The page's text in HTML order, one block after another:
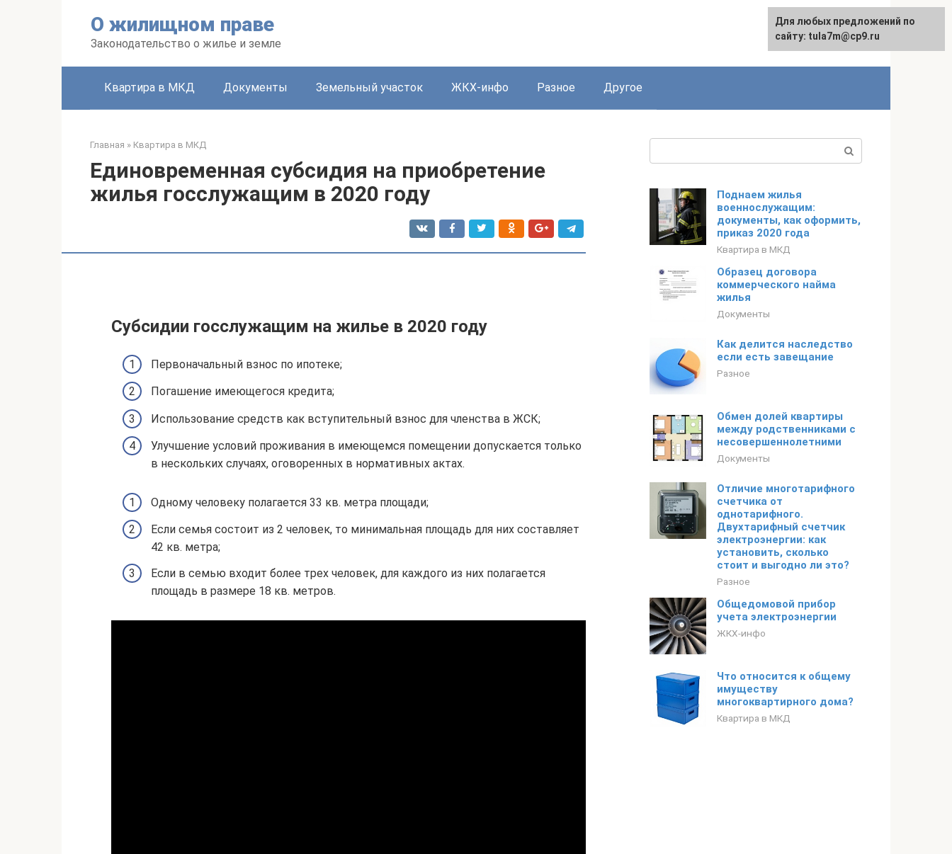
О жилищном праве
Законодательство о жилье и земле
Квартира в МКД Документы Земельный участок ЖКХ-инфо Разное Другое
Главная » Квартира в МКД
Единовременная субсидия на приобретение
жилья госслужащим в 2020 году
Субсидии госслужащим на жилье в 2020 году
Первоначальный взнос по ипотеке;
Погашение имеющегося кредита;
Использование средств как вступительный взнос для членства в ЖСК;
Улучшение условий проживания в имеющемся помещении допускается только
в нескольких случаях, оговоренных в нормативных актах.
Одному человеку полагается 33 кв. метра площади;
Если семья состоит из 2 человек, то минимальная площадь для них составляет
42 кв. метра;
Если в семью входит более трех человек, для каждого из них полагается
площадь в размере 18 кв. метров.
Поднаем жилья
военнослужащим:
документы, как оформить,
приказ 2020 года
Квартира в МКД
Образец договора
коммерческого найма
жилья
Документы
Как делится наследство
если есть завещание
Разное
Обмен долей квартиры
между родственниками с
несовершеннолетними
Документы
Отличие многотарифного
счетчика от
однотарифного.
Двухтарифный счетчик
электроэнергии: как
установить, сколько
стоит и выгодно ли это?
Разное
Общедомовой прибор
учета электроэнергии
ЖКХ-инфо
Что относится к общему
имуществу
многоквартирного дома?
Квартира в МКД
Для любых предложений по
сайту: tula7m@cp9.ru